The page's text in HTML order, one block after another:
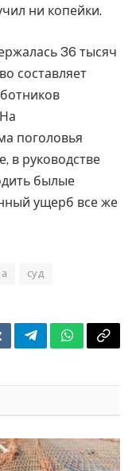
ни копейки.
36 тысяч
составляет
поголовья
в руководстве
былые
ущерб все же
суд
TelegramWhatsApp
Copy